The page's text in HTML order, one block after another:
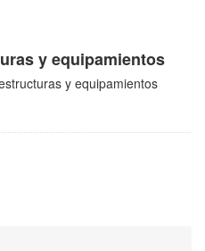
y equipamientos
y equipamientos